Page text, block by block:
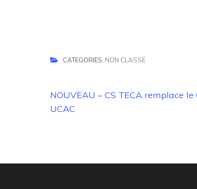
CATEGORIES: NON CLASSÉ
Navigation
de
NOUVEAU – CS TECA remplace le
UCAC